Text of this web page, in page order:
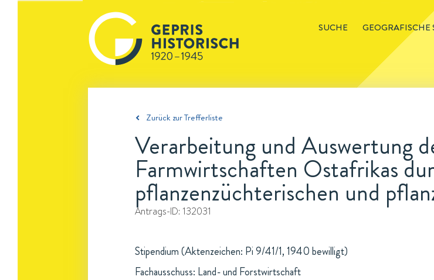
SUCHE GEOGRAFISCHE
Zurück zur Trefferliste
Verarbeitung und Auswertung
Farmwirtschaften Ostafrikas
pflanzenzüchterischen und
Antrags-ID: 132031
Stipendium (Aktenzeichen: Pi 9/41/1, 1940 bewilligt)
Fachausschuss: Land- und Forstwirtschaft